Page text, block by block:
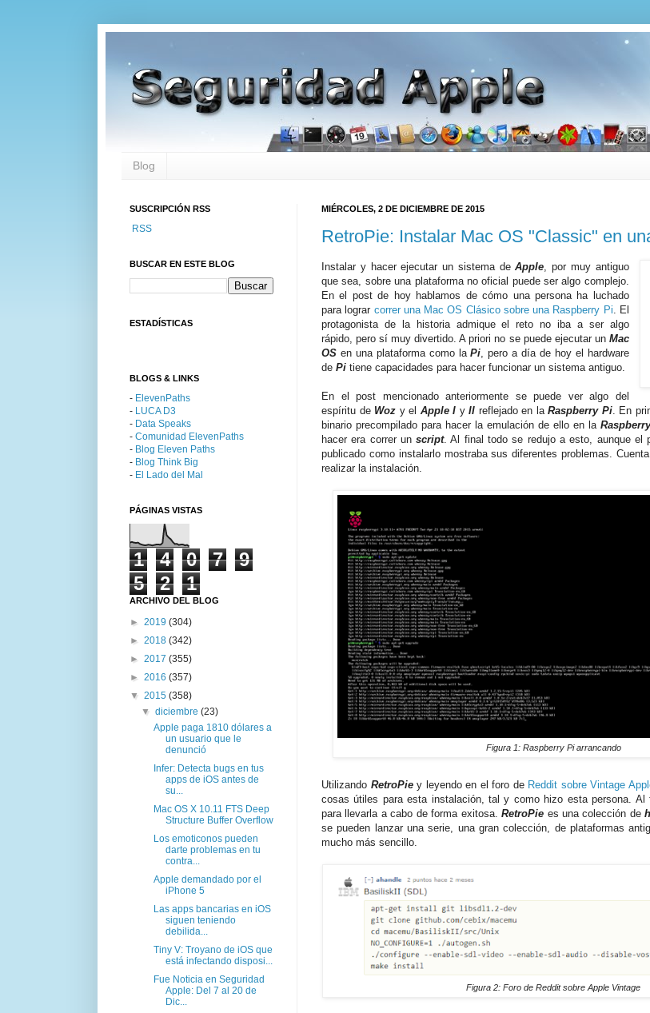
Blog
MIÉRCOLES, 2 DE DICIEMBRE DE 2015
RetroPie: Instalar Mac OS "Classic" en
Instalar y hacer ejecutar un sistema deApple, por muy antiguo
que sea, sobre una plataforma no oficial puede ser algo complejo.
En el post de hoy hablamos de cómo una persona ha luchado
para lograr correr una Mac OS Clásico sobre una Raspberry Pi. El
protagonista de la historia admique el reto no iba a ser algo
rápido, pero sí muy divertido. A priori no se puede ejecutar un Mac
OS en una plataforma como laPi, pero a día de hoy el hardware
de Pi tiene capacidades para hacer funcionar un sistema antiguo.
En el post mencionado anteriormente se puede ver algo del
espíritu de Woz y el Apple I y II reflejado en la Raspberry Pi. En
binario precompilado para hacer la emulación de ello en la
hacer era correr unscript. Al final todo se redujo a esto, aunque el
publicado como instalarlo mostraba sus diferentes problemas.
realizar la instalación.
Figura 1: Raspberry Pi arrancando
Utilizando RetroPiey leyendo en el foro de Reddit sobre Vintage
cosas útiles para esta instalación, tal y como hizo esta persona. Al
para llevarla a cabo de forma exitosa.RetroPie es una colección de
se pueden lanzar una serie, una gran colección, de plataformas
mucho más sencillo.
Figura 2: Foro de Reddit sobre Apple Vintage
SUSCRIPCIÓN RSS
RSS
BUSCAR EN ESTE BLOG
ESTADÍSTICAS
BLOGS & LINKS
- ElevenPaths
- LUCA D3
- Data Speaks
- Comunidad ElevenPaths
- Blog Eleven Paths
- Blog Think Big
- El Lado del Mal
PÁGINAS VISTAS
1 4 0 7
9
5
2 1
ARCHIVO DEL BLOG
► 2019 (304)
► 2018 (342)
► 2017 (355)
► 2016 (357)
▼ 2015 (358)
▼diciembre(23)
Apple paga 1810 dólares a
un usuario que le
denunció
Infer: Detecta bugs en tus
apps de iOS antes de
su...
Mac OS X 10.11 FTS Deep
Structure Buffer Overflow
Los emoticonos pueden
darte problemas en tu
contra...
Apple demandado por el
iPhone 5
Las apps bancarias en iOS
siguen teniendo
debilida...
Tiny V: Troyano de iOS que
está infectando disposi...
Fue Noticia en Seguridad
Apple: Del 7 al 20 de
Dic...